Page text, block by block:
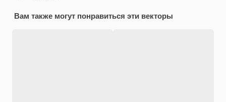
Вам также могут понравиться эти векторы